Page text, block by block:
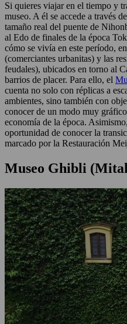
Si quieres viajar en el tiempo y
museo. A él se accede a través
tamaño real del puente de
al Edo de finales de la época
cómo se vivía en este período,
(comerciantes urbanitas) y las
feudales), ubicados en torno al
barrios de placer. Para ello, el
cuenta no solo con réplicas a
ambientes, sino también con
conocer de un modo muy
economía de la época.
oportunidad de conocer la
marcado por la Restauración
Museo Ghibli